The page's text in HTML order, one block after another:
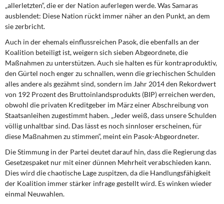
„allerletzten“, die er der Nation auferlegen werde. Was Samaras
ausblendet: Diese Nation rückt immer näher an den Punkt, an dem
sie zerbricht.
Auch in der ehemals einflussreichen Pasok, die ebenfalls an der
Koalition beteiligt ist, weigern sich sieben Abgeordnete, die
Maßnahmen zu unterstützen. Auch sie halten es für kontraproduktiv,
den Gürtel noch enger zu schnallen, wenn die griechischen Schulden
alles andere als gezähmt sind, sondern im Jahr 2014 den Rekordwert
von 192 Prozent des Bruttoinlandsprodukts (BIP) erreichen werden,
obwohl die privaten Kreditgeber im März einer Abschreibung von
Staatsanleihen zugestimmt haben. „Jeder weiß, dass unsere Schulden
völlig unhaltbar sind. Das lässt es noch sinnloser erscheinen, für
diese Maßnahmen zu stimmen“, meint ein Pasok-Abgeordneter.
Die Stimmung in der Partei deutet darauf hin, dass die Regierung das
Gesetzespaket nur mit einer dünnen Mehrheit verabschieden kann.
Dies wird die chaotische Lage zuspitzen, da die Handlungsfähigkeit
der Koalition immer stärker infrage gestellt wird. Es winken wieder
einmal Neuwahlen.